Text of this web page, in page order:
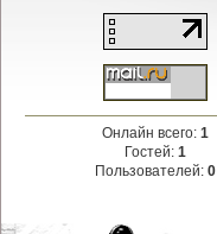
Онлайн всего: 1
Гостей: 1
Пользователей: 0